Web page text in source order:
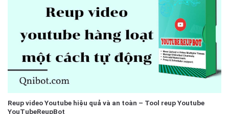
Reup video Youtube hiệu quả và an toàn – Tool reup Youtube
YouTubeReupBot